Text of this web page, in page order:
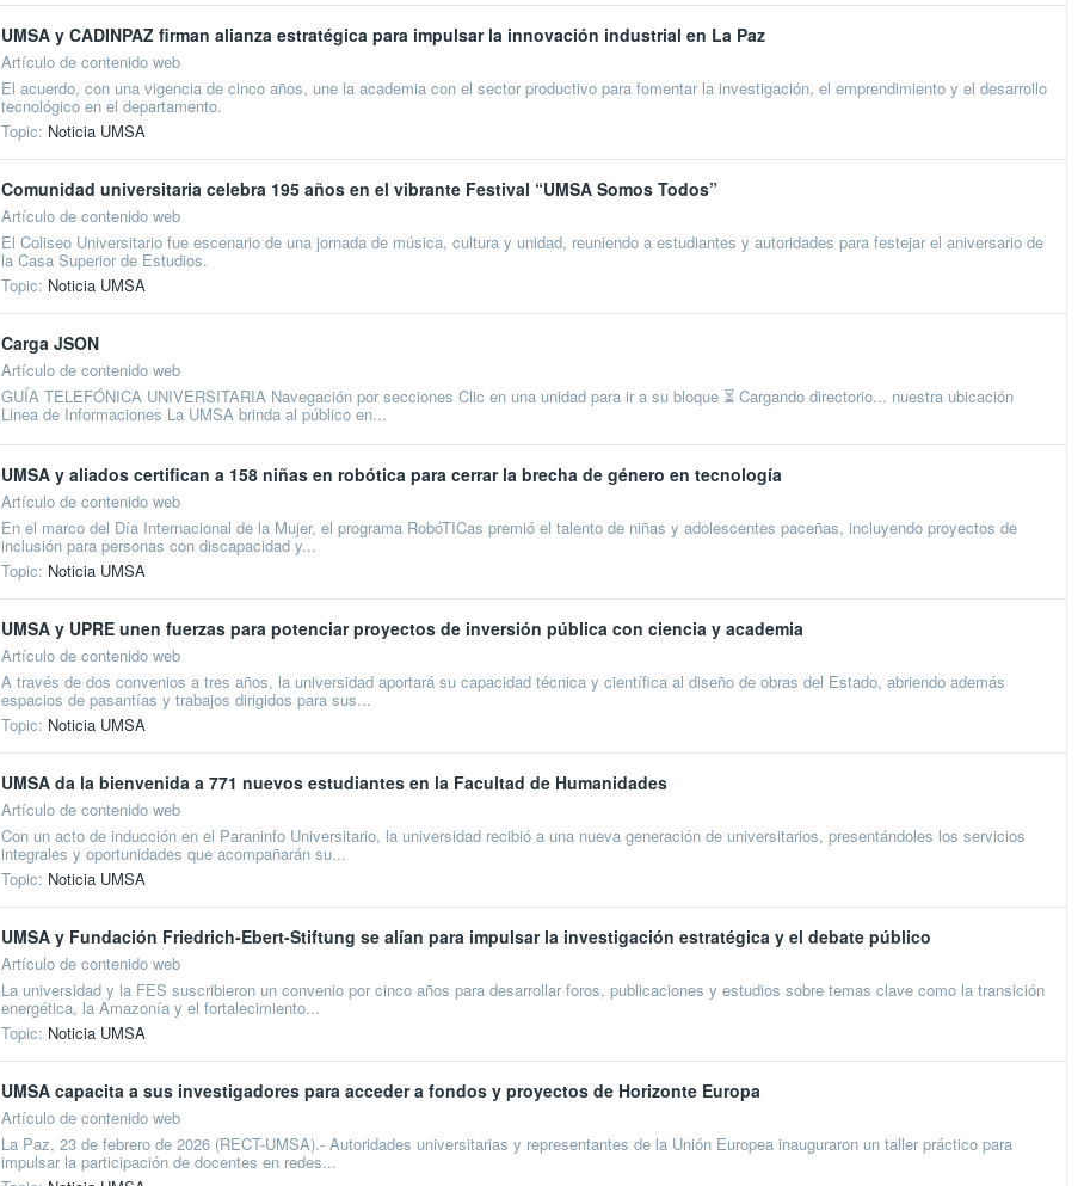
UMSA y CADINPAZ firman alianza estratégica para impulsar la innovación industrial en La Paz
Artículo de contenido web
El acuerdo, con una vigencia de cinco años, une la academia con el sector productivo para fomentar la investigación, el emprendimiento y el desarrollo
tecnológico en el departamento.
Topic: Noticia UMSA
Comunidad universitaria celebra 195 años en el vibrante Festival “UMSA Somos Todos”
Artículo de contenido web
El Coliseo Universitario fue escenario de una jornada de música, cultura y unidad, reuniendo a estudiantes y autoridades para festejar el aniversario de
la Casa Superior de Estudios.
Topic: Noticia UMSA
Carga JSON
Artículo de contenido web
GUÍA TELEFÓNICA UNIVERSITARIA Navegación por secciones Clic en una unidad para ir a su bloque ⏳ Cargando directorio... nuestra ubicación
Linea de Informaciones La UMSA brinda al público en...
UMSA y aliados certifican a 158 niñas en robótica para cerrar la brecha de género en tecnología
Artículo de contenido web
En el marco del Día Internacional de la Mujer, el programa RobóTICas premió el talento de niñas y adolescentes paceñas, incluyendo proyectos de
inclusión para personas con discapacidad y...
Topic: Noticia UMSA
UMSA y UPRE unen fuerzas para potenciar proyectos de inversión pública con ciencia y academia
Artículo de contenido web
A través de dos convenios a tres años, la universidad aportará su capacidad técnica y científica al diseño de obras del Estado, abriendo además
espacios de pasantías y trabajos dirigidos para sus...
Topic: Noticia UMSA
UMSA da la bienvenida a 771 nuevos estudiantes en la Facultad de Humanidades
Artículo de contenido web
Con un acto de inducción en el Paraninfo Universitario, la universidad recibió a una nueva generación de universitarios, presentándoles los servicios
integrales y oportunidades que acompañarán su...
Topic: Noticia UMSA
UMSA y Fundación Friedrich-Ebert-Stiftung se alían para impulsar la investigación estratégica y el debate público
Artículo de contenido web
La universidad y la FES suscribieron un convenio por cinco años para desarrollar foros, publicaciones y estudios sobre temas clave como la transición
energética, la Amazonía y el fortalecimiento...
Topic: Noticia UMSA
UMSA capacita a sus investigadores para acceder a fondos y proyectos de Horizonte Europa
Artículo de contenido web
La Paz, 23 de febrero de 2026 (RECT-UMSA).- Autoridades universitarias y representantes de la Unión Europea inauguraron un taller práctico para
impulsar la participación de docentes en redes...